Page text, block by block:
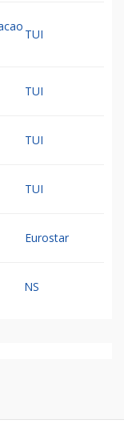
TUI
TUI
TUI
TUI
Eurostar
NS